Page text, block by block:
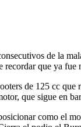
de la
recordar que ya fue
de 125 cc
que sigue en
como el